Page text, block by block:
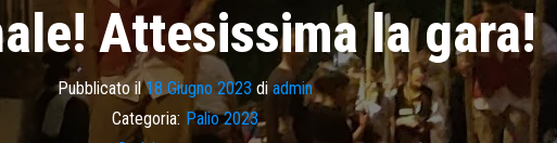
Attesissima la gara!
Pubblicato il18 Giugno 2023 diadmin
Categoria: Palio 2023